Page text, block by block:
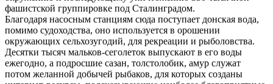
фашистской группировке под Сталинградом.
Благодаря насосным станциям сюда поступает донская вода,
помимо судоходства, оно используется в орошении
окружающих сельхозугодий, для рекреации и рыболовства.
Десятки тысяч мальков-сеголеток выпускают в его воды
ежегодно, а подросшие сазан, толстолобик, амур служат
потом желанной добычей рыбаков, для которых созданы